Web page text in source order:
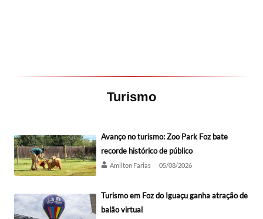
Turismo
Avanço no turismo: Zoo Park Foz bate
recorde histórico de público
Amilton Farias 05/08/2026
Turismo em Foz do Iguaçu ganha atração de
balão virtual